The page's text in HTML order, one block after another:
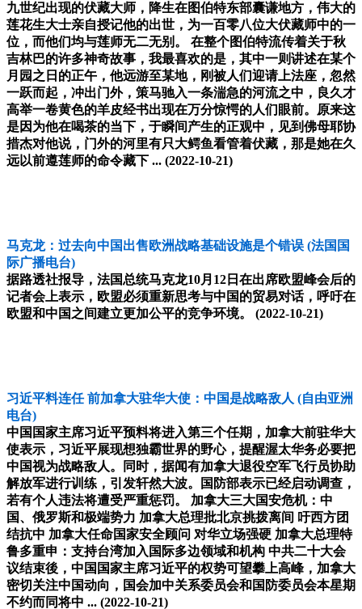
九世纪出现的伏藏大师，降生在图伯特东部囊谦地方，伟大的
莲花生大士亲自授记他的出世，为一百零八位大伏藏师中的一
位，而他们均与莲师无二无别。 在整个图伯特流传着关于秋
吉林巴的许多神奇故事，我最喜欢的是，其中一则讲述在某个
月园之日的正午，他远游至某地，刚被人们迎请上法座，忽然
一跃而起，冲出门外，策马驰入一条湍急的河流之中，良久才
高举一卷黄色的羊皮经书出现在万分惊愕的人们眼前。原来这
是因为他在喝茶的当下，于瞬间产生的正观中，见到佛母耶协
措杰对他说，门外的河里有只大鳄鱼看管着伏藏，那是她在久
远以前遵莲师的命令藏下 ... (2022-10-21)
马克龙：过去向中国出售欧洲战略基础设施是个错误 (法国国
际广播电台)
据路透社报导，法国总统马克龙10月12日在出席欧盟峰会后的
记者会上表示，欧盟必须重新思考与中国的贸易对话，呼吁在
欧盟和中国之间建立更加公平的竞争环境。 (2022-10-21)
习近平料连任 前加拿大驻华大使：中国是战略敌人 (自由亚洲
电台)
中国国家主席习近平预料将进入第三个任期，加拿大前驻华大
使表示，习近平展现想独霸世界的野心，提醒渥太华务必要把
中国视为战略敌人。同时，据闻有加拿大退役空军飞行员协助
解放军进行训练，引发轩然大波。国防部表示已经启动调查，
若有个人违法将遭受严重惩罚。 加拿大三大国安危机：中
国、俄罗斯和极端势力 加拿大总理批北京挑拨离间 吁西方团
结抗中 加拿大任命国家安全顾问 对华立场强硬 加拿大总理特
鲁多重申：支持台湾加入国际多边领域和机构 中共二十大会
议结束後，中国国家主席习近平的权势可望攀上高峰，加拿大
密切关注中国动向，国会加中关系委员会和国防委员会本星期
不约而同将中 ... (2022-10-21)